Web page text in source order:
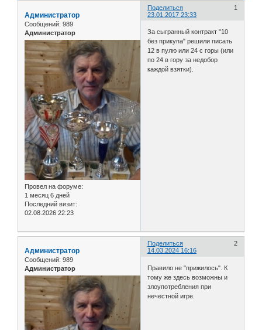
Поделиться
1
23.01.2017 23:33
Администратор
Сообщений: 989
Администратор
Провел на форуме:
1 месяц 6 дней
Последний визит:
02.08.2026 22:23
За сыгранный контракт "10
без прикупа" решили писать
12 в пулю или 24 с горы (или
по 24 в гору за недобор
каждой взятки).
Поделиться
2
14.03.2024 16:16
Администратор
Сообщений: 989
Администратор
Правило не "прижилось". К
тому же здесь возможны и
злоупотребления при
нечестной игре.